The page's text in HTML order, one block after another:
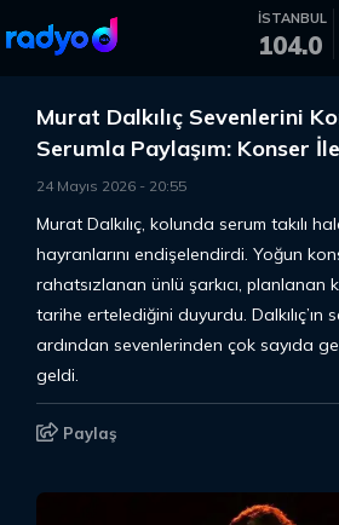
İSTANBUL
104.0
Murat Dalkılıç Sevenlerini
Serumla Paylaşım: Konser
24 Mayıs 2026 - 20:55
Murat Dalkılıç, kolunda serum takılı
hayranlarını endişelendirdi. Yoğun
rahatsızlanan ünlü şarkıcı, planlanan
tarihe ertelediğini duyurdu. Dalkılıç’ın
ardından sevenlerinden çok sayıda
geldi.
Paylaş